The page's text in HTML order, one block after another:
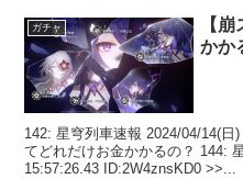
ガチャ
【
かか
142: 星穹列車速報 2024/04/14(日
てどれだけお金かかるの？ 144:
15:57:26.43 ID:2W4znsKD0 >>...